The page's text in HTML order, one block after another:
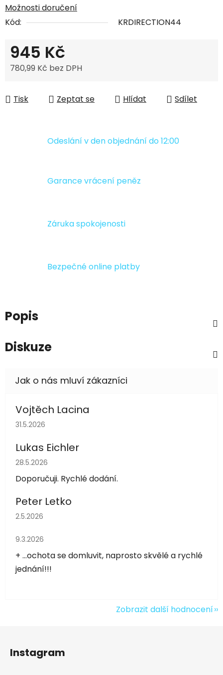
Možnosti doručení
Kód:
KRDIRECTION44
945 Kč
780,99 Kč bez DPH
Tisk
Zeptat se Hlídat Sdílet
Odeslání v den objednání do 12:00
Garance vrácení peněz
Záruka spokojenosti
Bezpečné online platby
Popis
Diskuze
Vojtěch Lacina
Hodnocení obchodu je 5 z 5 hvězdiček.
31.5.2026
Lukas Eichler
Hodnocení obchodu je 5 z 5 hvězdiček.
28.5.2026
Doporučuji. Rychlé dodání.
Peter Letko
Hodnocení obchodu je 5 z 5 hvězdiček.
2.5.2026
Hodnocení obchodu je 5 z 5 hvězdiček.
9.3.2026
+ ...ochota se domluvit, naprosto skvělé a rychlé
jednání!!!
Zobrazit další hodnocení
Instagram